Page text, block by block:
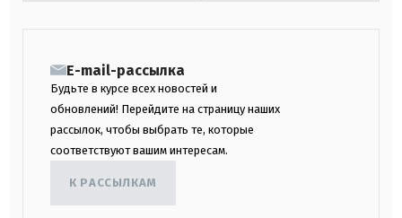
E-mail-рассылка
Будьте в курсе всех новостей и
обновлений! Перейдите на страницу наших
рассылок, чтобы выбрать те, которые
соответствуют вашим интересам.
К РАССЫЛКАМ